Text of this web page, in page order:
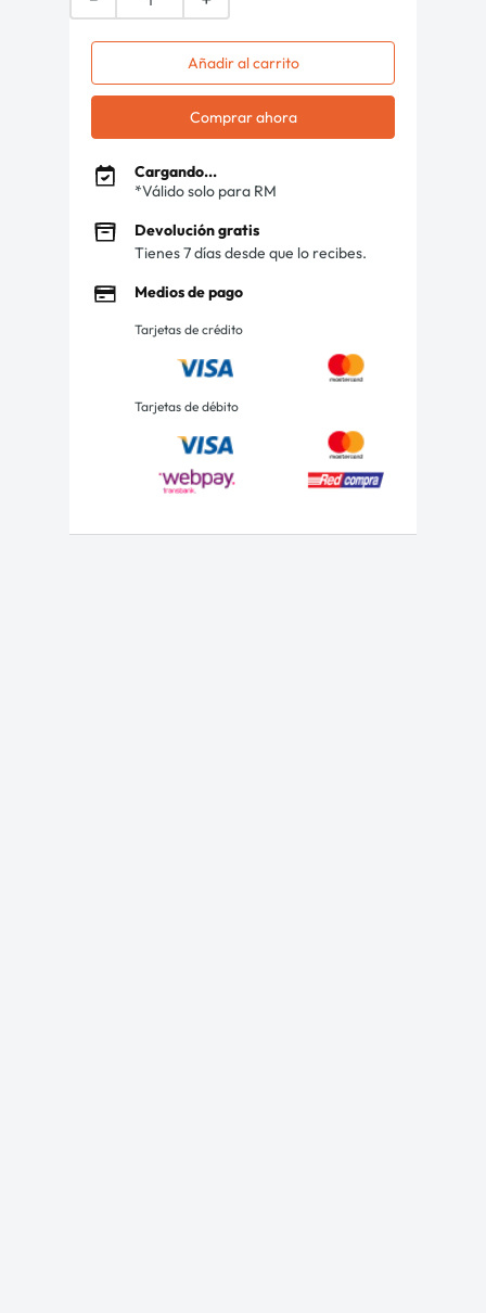
Añadir al carrito
Comprar ahora
Cargando...
*Válido solo para RM
Devolución gratis
Tienes 7 días desde que lo recibes.
Medios de pago
Tarjetas de crédito
Tarjetas de débito